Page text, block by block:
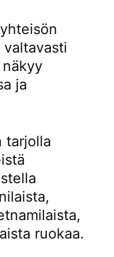
valtavasti
ja
tarjolla
ruokaa.